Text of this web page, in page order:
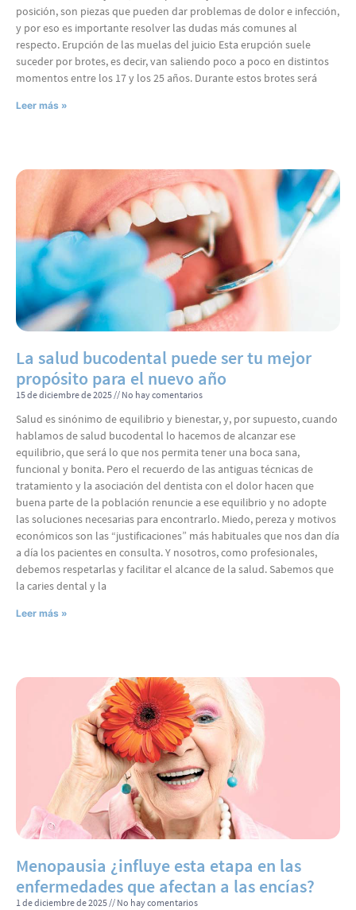
posición, son piezas que pueden dar problemas de dolor e infección,
y por eso es importante resolver las dudas más comunes al
respecto. Erupción de las muelas del juicio Esta erupción suele
suceder por brotes, es decir, van saliendo poco a poco en distintos
momentos entre los 17 y los 25 años. Durante estos brotes será
Leer más »
La salud bucodental puede ser tu mejor
propósito para el nuevo año
15 de diciembre de 2025 No hay comentarios
Salud es sinónimo de equilibrio y bienestar, y, por supuesto, cuando
hablamos de salud bucodental lo hacemos de alcanzar ese
equilibrio, que será lo que nos permita tener una boca sana,
funcional y bonita. Pero el recuerdo de las antiguas técnicas de
tratamiento y la asociación del dentista con el dolor hacen que
buena parte de la población renuncie a ese equilibrio y no adopte
las soluciones necesarias para encontrarlo. Miedo, pereza y motivos
económicos son las “justificaciones” más habituales que nos dan día
a día los pacientes en consulta. Y nosotros, como profesionales,
debemos respetarlas y facilitar el alcance de la salud. Sabemos que
la caries dental y la
Leer más »
Menopausia ¿influye esta etapa en las
enfermedades que afectan a las encías?
1 de diciembre de 2025 No hay comentarios